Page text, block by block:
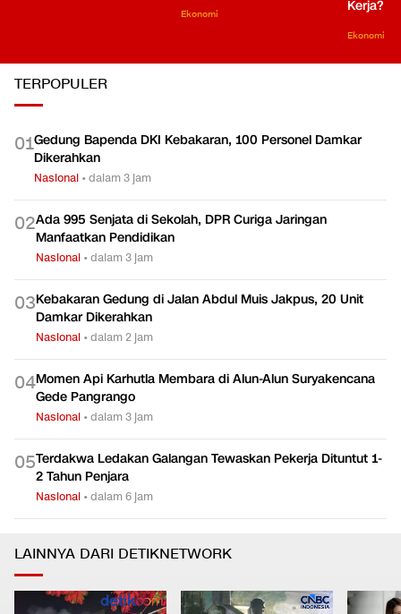
Ekonomi
Kerja?
Ekonomi
TERPOPULER
01Gedung Bapenda DKI Kebakaran, 100 Personel Damkar
Dikerahkan
Nasional •dalam 3 jam
02Ada 995 Senjata di Sekolah, DPR Curiga Jaringan
Manfaatkan Pendidikan
Nasional •dalam 3 jam
03Kebakaran Gedung di Jalan Abdul Muis Jakpus, 20 Unit
Damkar Dikerahkan
Nasional •dalam 2 jam
04Momen Api Karhutla Membara di Alun-Alun Suryakencana
Gede Pangrango
Nasional •dalam 3 jam
05Terdakwa Ledakan Galangan Tewaskan Pekerja Dituntut 1-
2 Tahun Penjara
Nasional •dalam 6 jam
LAINNYA DARI DETIKNETWORK